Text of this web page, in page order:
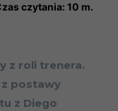
czytania: 10 m.
z roli trenera.
postawy
z Diego